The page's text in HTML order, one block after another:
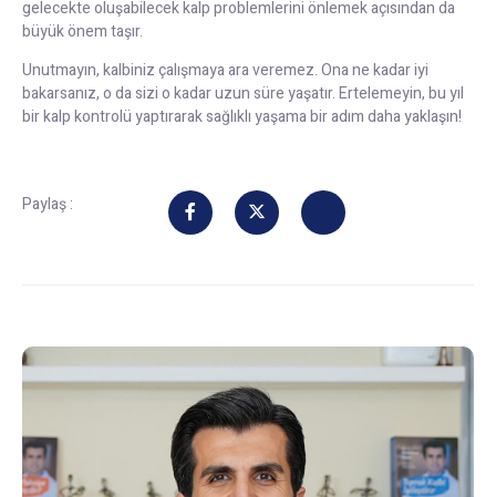
gelecekte oluşabilecek kalp problemlerini önlemek açısından da
büyük önem taşır.
Unutmayın, kalbiniz çalışmaya ara veremez. Ona ne kadar iyi
bakarsanız, o da sizi o kadar uzun süre yaşatır. Ertelemeyin, bu yıl
bir kalp kontrolü yaptırarak sağlıklı yaşama bir adım daha yaklaşın!
Paylaş :